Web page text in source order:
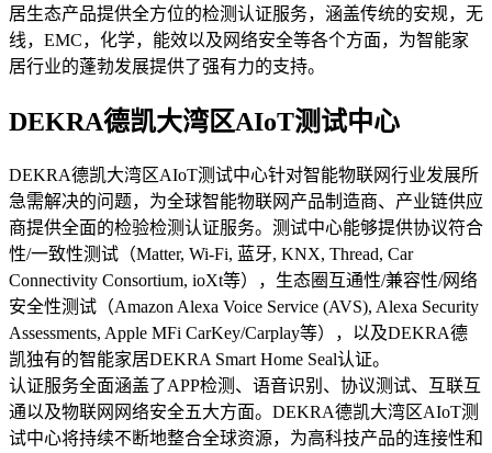
居生态产品提供全方位的检测认证服务，涵盖传统的安规，无
线，EMC，化学，能效以及网络安全等各个方面，为智能家
居行业的蓬勃发展提供了强有力的支持。
DEKRA德凯大湾区AIoT测试中心
DEKRA德凯大湾区AIoT测试中心针对智能物联网行业发展所
急需解决的问题，为全球智能物联网产品制造商、产业链供应
商提供全面的检验检测认证服务。测试中心能够提供协议符合
性/一致性测试（Matter, Wi-Fi, 蓝牙, KNX, Thread, Car
Connectivity Consortium, ioXt等），生态圈互通性/兼容性/网络
安全性测试（Amazon Alexa Voice Service (AVS), Alexa Security
Assessments, Apple MFi CarKey/Carplay等），以及DEKRA德
凯独有的智能家居DEKRA Smart Home Seal认证。
认证服务全面涵盖了APP检测、语音识别、协议测试、互联互
通以及物联网网络安全五大方面。DEKRA德凯大湾区AIoT测
试中心将持续不断地整合全球资源，为高科技产品的连接性和